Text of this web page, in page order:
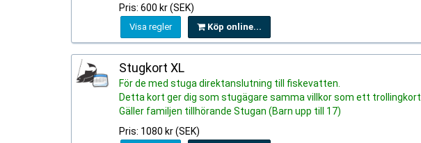
Pris: 600 kr (SEK)
Visa regler Köp online...
Stugkort XL
För de med stuga direktanslutning till fiskevatten.
Detta kort ger dig som stugägare samma villkor som ett trollingkort.
Gäller familjen tillhörande Stugan (Barn upp till 17)
Pris: 1080 kr (SEK)